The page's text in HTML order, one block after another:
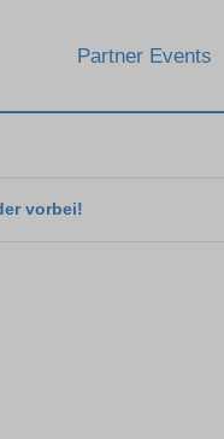
Partner Events
vorbei!